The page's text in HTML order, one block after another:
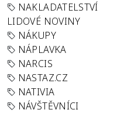
NAKLADATELSTVÍ
LIDOVÉ NOVINY
NÁKUPY
NÁPLAVKA
NARCIS
NASTAZ.CZ
NATIVIA
NÁVŠTĚVNÍCI